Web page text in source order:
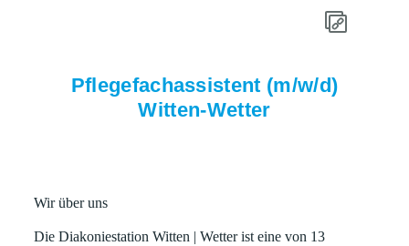
Pflegefachassistent (m/w/d)
Witten-Wetter
Wir über uns
Die Diakoniestation Witten | Wetter ist eine von 13